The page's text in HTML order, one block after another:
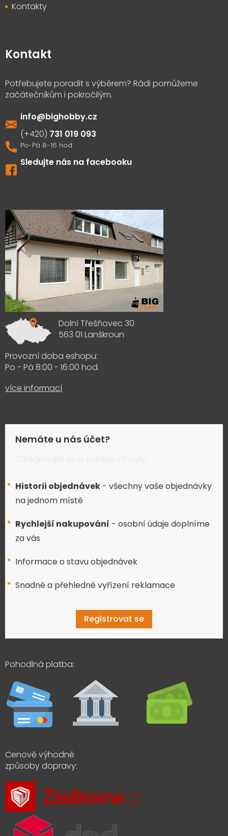
Kontakty
Kontakt
info@bighobby.cz
731 019 093
Sledujte nás na facebooku
Dolní Třešňovec 30
563 01 Lanškroun
Provozní doba eshopu:
Po - Pá 8:00 - 16:00 hod.
více informací
Nemáte u nás účet?
Historii objednávek - všechny vaše objednávky
na jednom místě
Rychlejší nakupování - osobní údaje doplníme
za vás
Informace o stavu objednávek
Snadné a přehledné vyřízení reklamace
Registrovat se
Pohodlná platba:
Cenově výhodné
způsoby dopravy: